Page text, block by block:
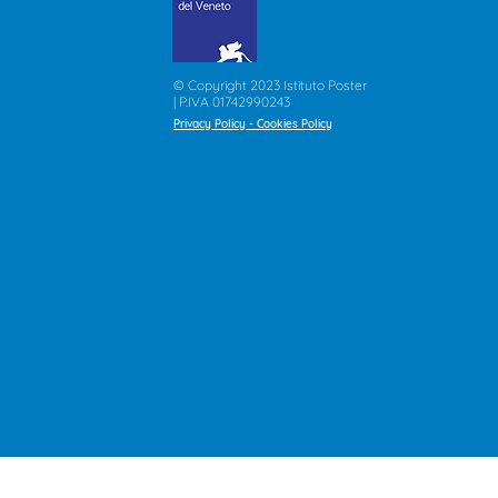
© Copyright 2023 Istituto Poster
| P.IVA 01742990243
Privacy Policy- Cookies Policy